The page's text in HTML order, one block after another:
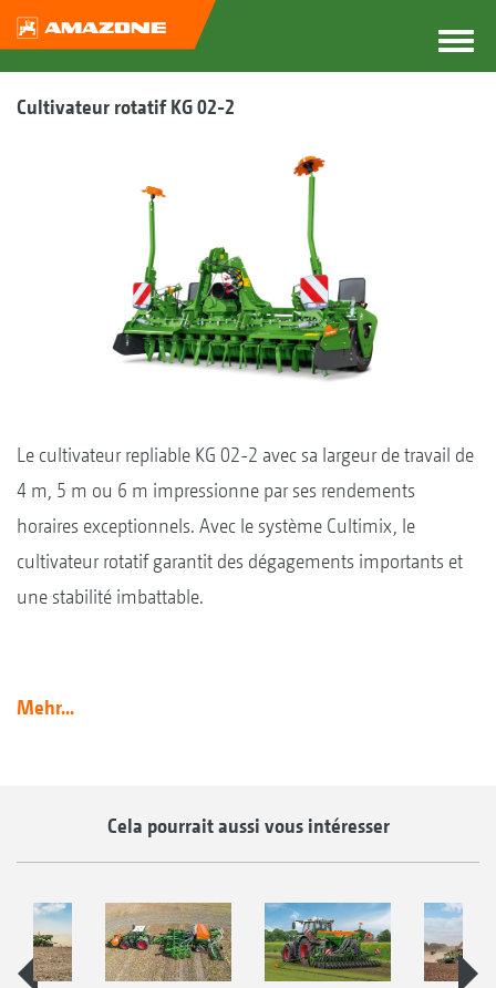
Cultivateur rotatif KG 02-2
Le cultivateur repliable KG 02-2 avec sa largeur de travail de
4 m, 5 m ou 6 m impressionne par ses rendements
horaires exceptionnels. Avec le système Cultimix, le
cultivateur rotatif garantit des dégagements importants et
une stabilité imbattable.
Mehr...
Cela pourrait aussi vous intéresser